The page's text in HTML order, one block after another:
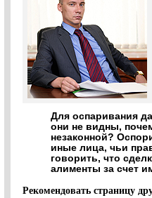
Для оспаривания
они не видны,
незаконной?
иные лица, чьи
говорить, что
алименты за счет
Рекомендовать страницу